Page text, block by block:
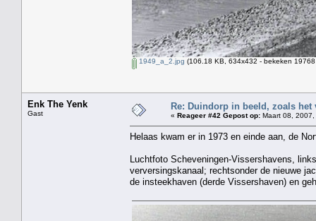
1949_a_2.jpg (106.18 KB, 634x432 - bekeken 19768
Enk The Yenk
Gast
Re: Duindorp in beeld, zoals het
« Reageer #42 Gepost op: Maart 08,
Helaas kwam er in 1973 en einde aan, de
Luchtfoto Scheveningen-Vissershavens,
verversingskanaal; rechtsonder de nieuwe
de insteekhaven (derde Vissershaven) en